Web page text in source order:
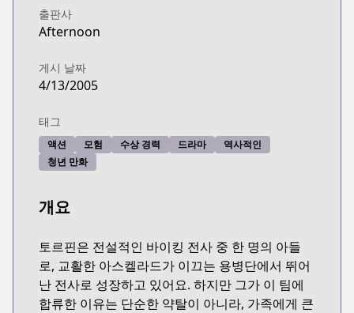
출판사
Afternoon
게시 날짜
4/13/2005
태그
액션 모험 수상 경력 드라마
역사적인
청년 만화
개요
토르핀은 전설적인 바이킹 전사 중 한 명의 아들
로, 교활한 아스켈라드가 이끄는 용병단에서 뛰어
난 전사로 성장하고 있어요. 하지만 그가 이 팀에
합류한 이유는 단순한 약탈이 아니라, 가족에게 큰